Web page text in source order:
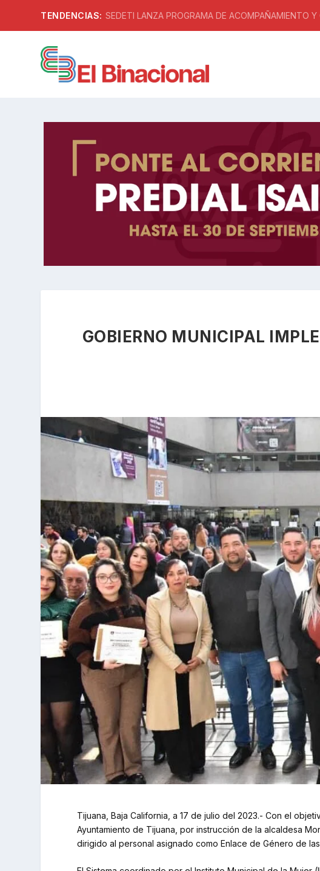
TENDENCIAS: SEDETI LANZA PROGRAMA DE ACOMPAÑAMIENTO Y
GOBIERNO MUNICIPAL
Tijuana, Baja California, a 17 de julio del 2023.- Con el
Ayuntamiento de Tijuana, por instrucción de la alcaldesa
dirigido al personal asignado como Enlace de Género de